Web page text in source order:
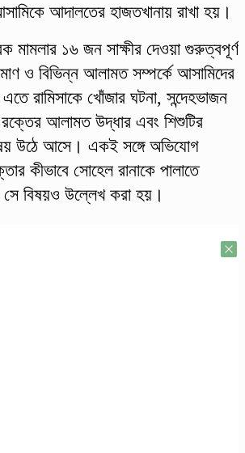
আদালতের হাজতখানায় রাখা হয়।
মামলার ১৬ জন সাক্ষীর দেওয়া গুরুত্বপূর্ণ
ও বিভিন্ন আলামত সম্পর্কে আসামিদের
রামিসাকে খোঁজার ঘটনা, সন্দেহভাজন
আলামত উদ্ধার এবং শিশুটির
উঠে আসে। একই সঙ্গে অভিযোগ
কীভাবে সোহেল রানাকে পালাতে
সে বিষয়ও উল্লেখ করা হয়।